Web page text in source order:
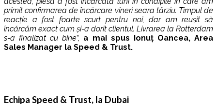
primit confirmarea de încărcare vineri seara târziu. Timpul de
reacție a fost foarte scurt pentru noi, dar am reușit să
încărcăm exact cum și-a dorit clientul. Livrarea la Rotterdam
s-a finalizat cu bine”, a mai spus Ionuț Oancea, Area
Sales Manager la Speed & Trust.
Echipa Speed & Trust, la Dubai